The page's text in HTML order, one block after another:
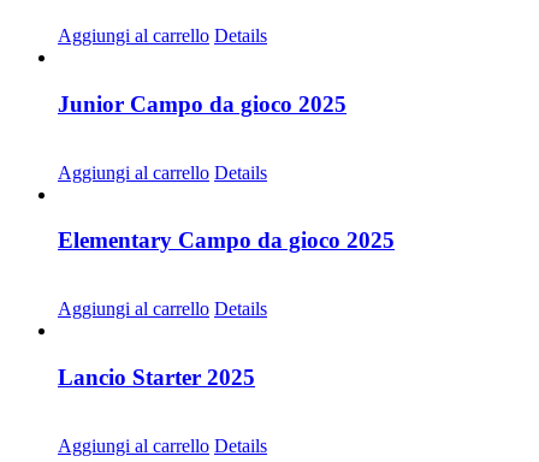
Aggiungi al carrello Details
Junior Campo da gioco 2025
Aggiungi al carrello Details
Elementary Campo da gioco 2025
Aggiungi al carrello Details
Lancio Starter 2025
Aggiungi al carrello Details